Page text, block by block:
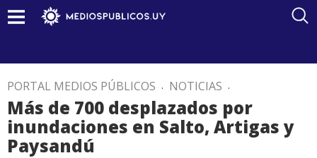
PORTAL MEDIOS PÚBLICOS . NOTICIAS .
Más de 700 desplazados por
inundaciones en Salto, Artigas y
Paysandú